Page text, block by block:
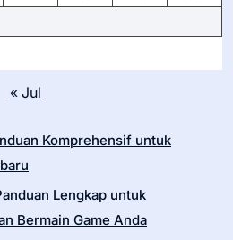
« Jul
Komprehensif untuk
Lengkap untuk
Bermain Game Anda